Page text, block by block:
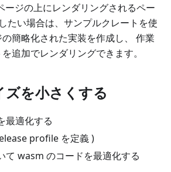
ージの上にレンダリングされるペー
たい場合は、サンプルクレートを使
簡略化された実装を作成し、 作業
追加でレンダリングできます。
を小さくする
最適化する
profile を定義 )
て wasm のコードを最適化する